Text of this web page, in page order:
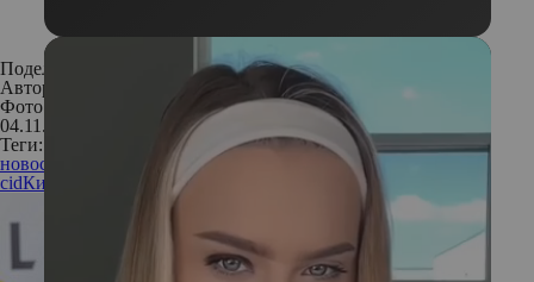
Поделиться:
Автор:
Фото: Предоставлены PR-службой
04.11.2016
Теги:
новости
новости красотыbeauty news бьюти-новости
cidКирилл Серебренников KenzoHM